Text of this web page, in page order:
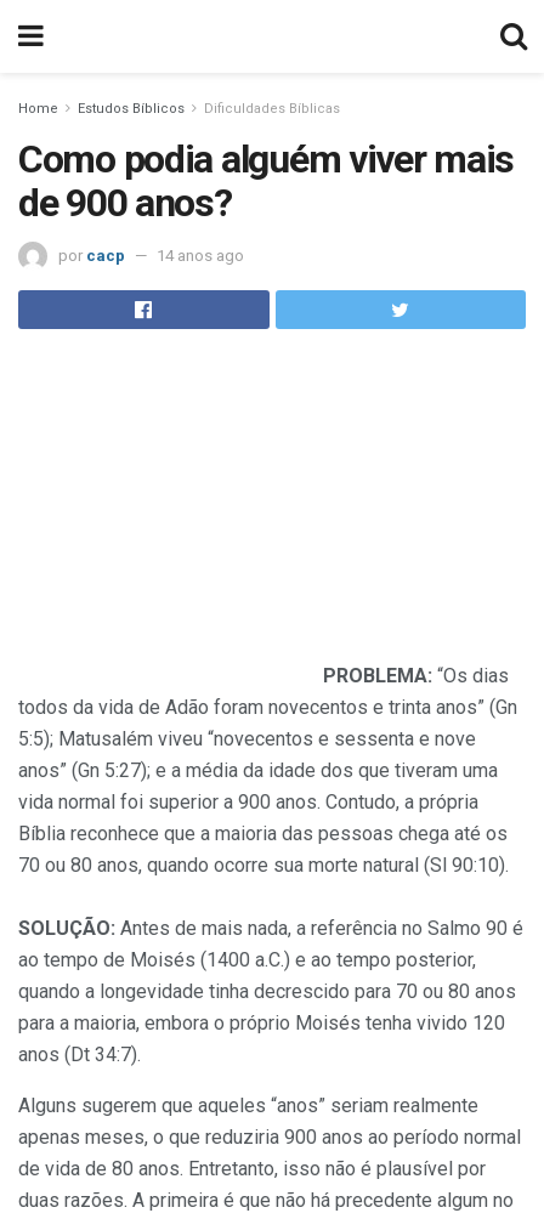
Home Estudos Bíblicos Dificuldades Bíblicas
Como podia alguém viver mais
de 900 anos?
por cacp 14 anos ago
PROBLEMA: “Os dias
todos da vida de Adão foram novecentos e trinta anos” (Gn
5:5); Matusalém viveu “novecentos e sessenta e nove
anos” (Gn 5:27); e a média da idade dos que tiveram uma
vida normal foi superior a 900 anos. Contudo, a própria
Bíblia reconhece que a maioria das pessoas chega até os
70 ou 80 anos, quando ocorre sua morte natural (Sl 90:10).
SOLUÇÃO: Antes de mais nada, a referência no Salmo 90 é
ao tempo de Moisés (1400 a.C.) e ao tempo posterior,
quando a longevidade tinha decrescido para 70 ou 80 anos
para a maioria, embora o próprio Moisés tenha vivido 120
anos (Dt 34:7).
Alguns sugerem que aqueles “anos” seriam realmente
apenas meses, o que reduziria 900 anos ao período normal
de vida de 80 anos. Entretanto, isso não é plausível por
duas razões. A primeira é que não há precedente algum no